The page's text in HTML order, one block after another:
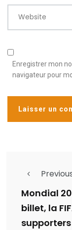
Website
Enregistrer mon
navigateur pour
Mondial
billet, la
supporters